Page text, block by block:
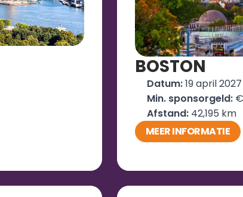
BOSTON
Datum: 19 april 2027
Min. sponsorgeld: €
Afstand: 42,195 km
MEER INFORMATIE